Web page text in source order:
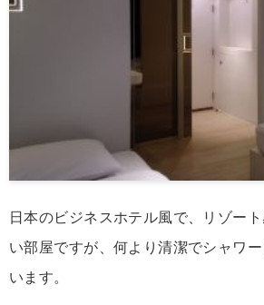
日本のビジネスホテル風で、リゾー
い部屋ですが、何より清潔でシャワ
います。